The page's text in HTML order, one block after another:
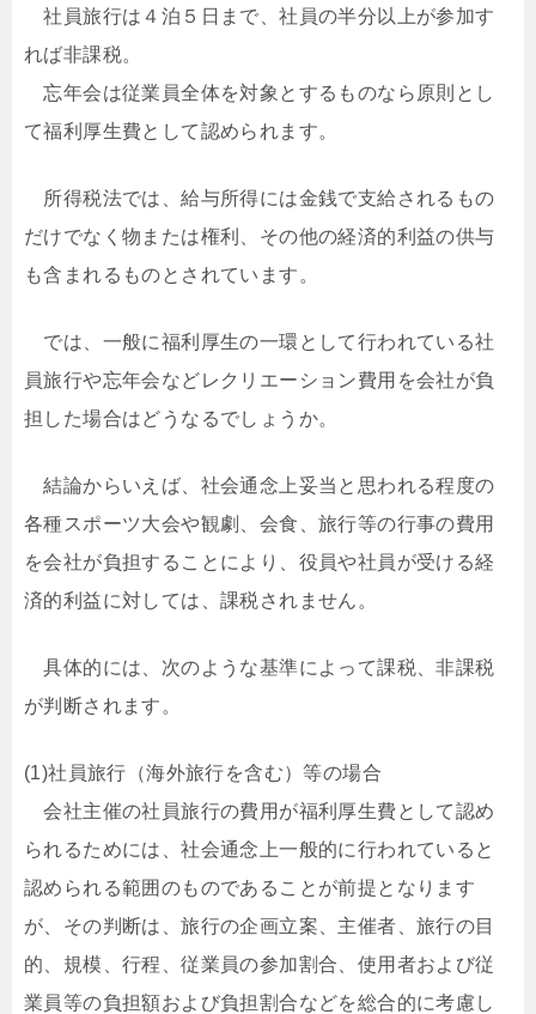
社員旅行は４泊５日まで、社員の半分以上が参加す
れば非課税。
忘年会は従業員全体を対象とするものなら原則とし
て福利厚生費として認められます。
所得税法では、給与所得には金銭で支給されるもの
だけでなく物または権利、その他の経済的利益の供与
も含まれるものとされています。
では、一般に福利厚生の一環として行われている社
員旅行や忘年会などレクリエーション費用を会社が負
担した場合はどうなるでしょうか。
結論からいえば、社会通念上妥当と思われる程度の
各種スポーツ大会や観劇、会食、旅行等の行事の費用
を会社が負担することにより、役員や社員が受ける経
済的利益に対しては、課税されません。
具体的には、次のような基準によって課税、非課税
が判断されます。
(1)社員旅行（海外旅行を含む）等の場合
会社主催の社員旅行の費用が福利厚生費として認め
られるためには、社会通念上一般的に行われていると
認められる範囲のものであることが前提となります
が、その判断は、旅行の企画立案、主催者、旅行の目
的、規模、行程、従業員の参加割合、使用者および従
業員等の負担額および負担割合などを総合的に考慮し